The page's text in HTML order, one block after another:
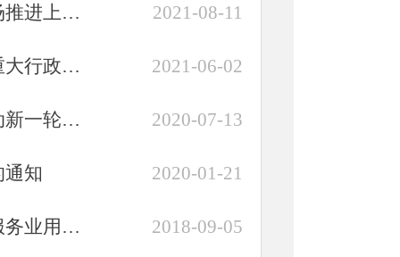
济宁市兖州区人民政府关于支持企业对接资本市场推进上市挂牌工作... 2021-08-11
济宁市兖州区人民政府关于印发《济宁市兖州区重大行政决策程序暂... 2021-06-02
济宁市兖州区人民政府关于印发济宁市兖州区推动新一轮技术改造促... 2020-07-13
知 2020-01-21
济宁市兖州区人民政府关于国有划拨土地上商业服务业用途的房地产... 2018-09-05